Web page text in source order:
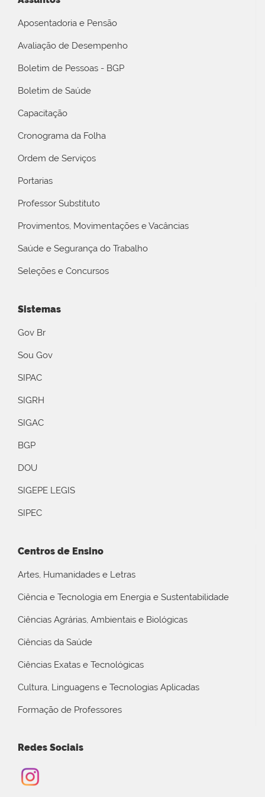
Aposentadoria e Pensão
Avaliação de Desempenho
Boletim de Pessoas - BGP
Boletim de Saúde
Capacitação
Cronograma da Folha
Ordem de Serviços
Portarias
Professor Substituto
Provimentos, Movimentações e Vacâncias
Saúde e Segurança do Trabalho
Seleções e Concursos
Sistemas
Gov Br
Sou Gov
SIPAC
SIGRH
SIGAC
BGP
DOU
SIGEPE LEGIS
SIPEC
Centros de Ensino
Artes, Humanidades e Letras
Ciência e Tecnologia em Energia e Sustentabilidade
Ciências Agrárias, Ambientais e Biológicas
Ciências da Saúde
Ciências Exatas e Tecnológicas
Cultura, Linguagens e Tecnologias Aplicadas
Formação de Professores
Redes Sociais